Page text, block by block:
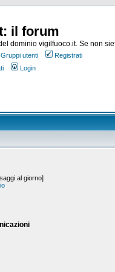
il forum
dominio vigilfuoco.it. Se non
Gruppi utenti
Registrati
Login
al giorno]